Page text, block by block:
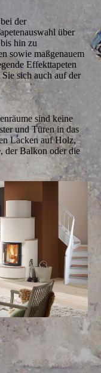
der
über
hin zu
sowie maßgenauem
Effekttapeten
sich auch auf der
sind keine
und Türen in das
Lacken auf Holz,
der Balkon oder die